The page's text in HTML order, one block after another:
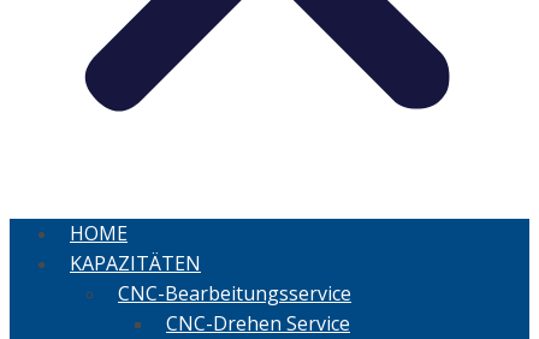
HOME
KAPAZITÄTEN
CNC-Bearbeitungsservice
CNC-Drehen Service